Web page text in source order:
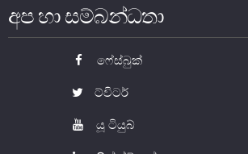
මූල්‍ය පද්ධති ස්ථායිතා කමිටුව
මූල්‍ය ස්ථායිතා විවරණය
අප හා සම්බන්ධතා
ෆේස්බුක්
ට්විටර්
යූ ටියුබ්